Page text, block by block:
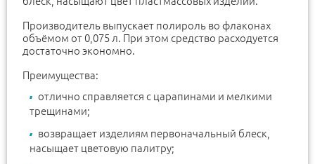
Производитель выпускает полироль во флаконах
объёмом от 0,075 л. При этом средство расходуется
достаточно экономно.
Преимущества:
отлично справляется с царапинами и мелкими
трещинами;
возвращает изделиям первоначальный блеск,
насыщает цветовую палитру;